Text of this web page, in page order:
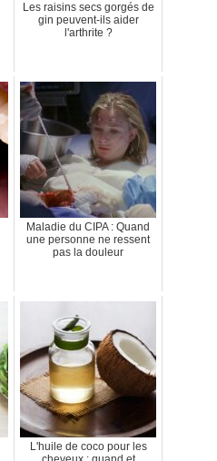
Les raisins secs gorgés de
gin peuvent-ils aider
l'arthrite ?
Maladie du CIPA : Quand
une personne ne ressent
pas la douleur
L'huile de coco pour les